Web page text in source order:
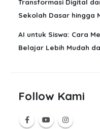
MEDIA SOSIAL KAMI